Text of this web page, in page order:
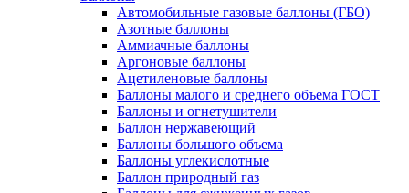
Автомобильные газовые баллоны (ГБО)
Азотные баллоны
Аммиачные баллоны
Аргоновые баллоны
Ацетиленовые баллоны
Баллоны малого и среднего объема ГОСТ
Баллоны и огнетушители
Баллон нержавеющий
Баллоны большого объема
Баллоны углекислотные
Баллон природный газ